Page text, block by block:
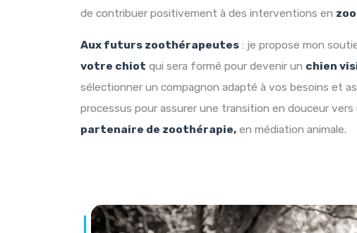
de contribuer positivement à des interventions en
Aux futurs zoothérapeutes: je propose mon
votre chiot qui sera formé pour devenir un chien
sélectionner un compagnon adapté à vos besoins et
processus pour assurer une transition en douceur
partenaire de zoothérapie,en médiation animale.